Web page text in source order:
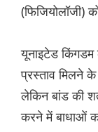
(फिजियोलॉजी)
यूनाइटेड किंगडम
प्रस्ताव मिलने
लेकिन बांड की
करने में बाधाओं